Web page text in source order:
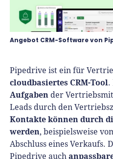
Angebot CRM-Software von
Pipedrive ist ein für
cloudbasiertes CRM-Tool.
Aufgaben der
Leads durch den
Kontakte können durch
werden, beispielsweise
Abschluss eines Verkaufs.
Pipedrive auch